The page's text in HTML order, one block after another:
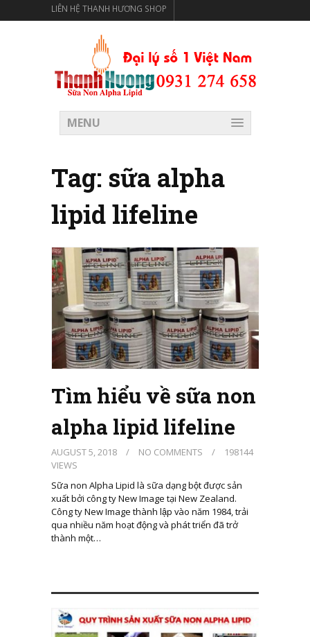
LIÊN HỆ THANH HƯƠNG SHOP
CHO SỨC KHỎE
MENU
Tag: sữa alpha
lipid lifeline
Tìm hiểu về sữa non
alpha lipid lifeline
AUGUST 5, 2018 / NO COMMENTS /
198144
VIEWS
Sữa non Alpha Lipid là sữa dạng bột được sản
xuất bởi công ty New Image tại New Zealand.
Công ty New Image thành lập vào năm 1984, trải
qua nhiều năm hoạt động và phát triển đã trở
thành một…